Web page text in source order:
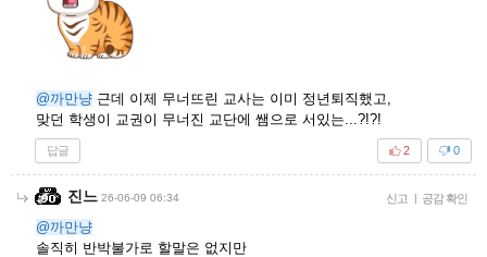
@까만냥 근데 이제 무너뜨린 교사는 이미 정년퇴직했고,
맞던 학생이 교권이 무너진 교단에 쌤으로 서있는...?!?!
답글 0
2
진느 26-06-09 06:34 신고 | 공감 확인
@까만냥
솔직히 반박불가로 할말은 없지만